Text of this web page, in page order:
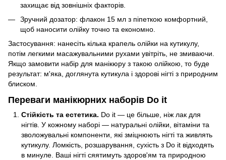
захищає від зовнішніх факторів.
Зручний дозатор: флакон 15 мл з піпеткою комфортний,
щоб наносити олійку точно та економно.
Застосування: нанесіть кілька крапель олійки на кутикулу,
потім легкими масажувальними рухами увітріть, не змиваючи.
Якщо замовити набір для манікюру з такою олійкою, то буде
результат: м'яка, доглянута кутикула і здорові нігті з природним
блиском.
Переваги манікюрних наборів Do it
Стійкість та естетика. Do it — це більше, ніж лак для
нігтів. У кожному наборі — натуральні олійки, вітаміни та
зволожувальні компоненти, які зміцнюють нігті та живлять
кутикулу. Ломкість, розшарування, сухість з Do it відходять
в минуле. Ваші нігті сяятимуть здоров'ям та природною